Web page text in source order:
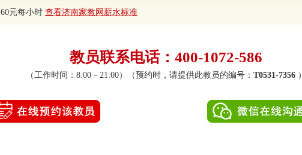
60元每小时 查看济南家教网薪水标准
教员联系电话：400-1072-586
（工作时间：8:00－21:00）（预约时，请提供此教员的编号： T0531-7356）